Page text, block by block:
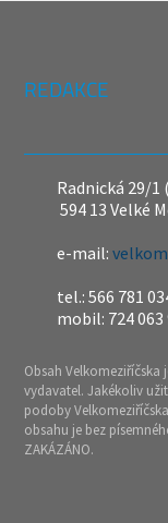
REDAKCE
Radnická 29/1
594 13 Velké
e-mail:
tel.: 566 781
mobil: 724 063
Obsah
vydavatel. Jakékoliv
podoby
obsahu je bez
ZAKÁZÁNO.